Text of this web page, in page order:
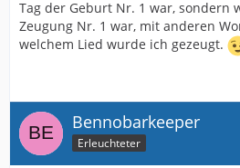
Tag der Geburt Nr. 1 war, sondern
Zeugung Nr. 1 war, mit anderen
welchem Lied wurde ich gezeugt.
Bennobarkeeper
Erleuchteter